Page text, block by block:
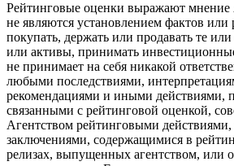
Рейтинговые оценки выражают
не являются установлением фактов или
покупать, держать или продавать те
или активы, принимать
не принимает на себя никакой
любыми последствиями,
рекомендациями и иными действиями,
связанными с рейтинговой оценкой,
Агентством рейтинговыми
заключениями, содержащимися в
релизах, выпущенных агентством, или